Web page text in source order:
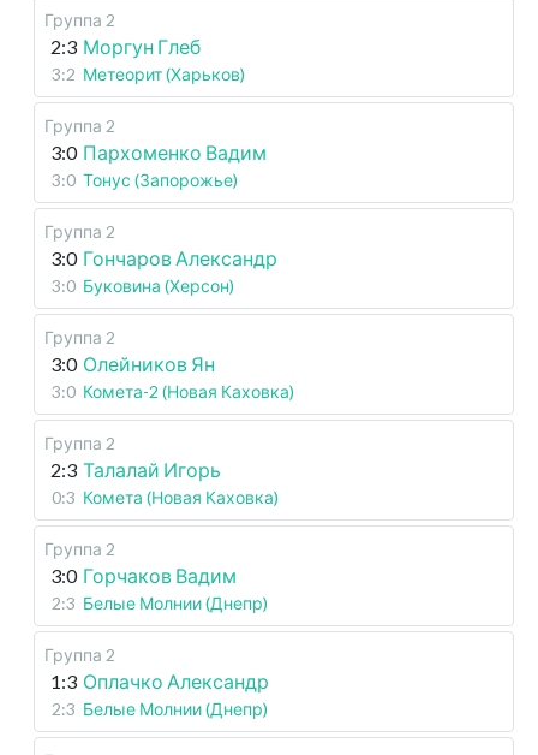
Группа 2
2:3 Моргун Глеб
3:2 Метеорит (Харьков)
Группа 2
3:0 Пархоменко Вадим
3:0 Тонус (Запорожье)
Группа 2
3:0 Гончаров Александр
3:0 Буковина (Херсон)
Группа 2
3:0 Олейников Ян
3:0 Комета-2 (Новая Каховка)
Группа 2
2:3 Талалай Игорь
0:3 Комета (Новая Каховка)
Группа 2
3:0 Горчаков Вадим
2:3 Белые Молнии (Днепр)
Группа 2
1:3 Оплачко Александр
2:3 Белые Молнии (Днепр)